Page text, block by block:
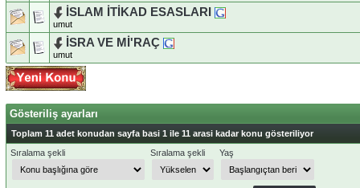
İSLAM İTİKAD ESASLARI
umut
İSRA VE Mİ'RAÇ
umut
Gösteriliş ayarları
Toplam 11 adet konudan sayfa basi 1 ile 11 arasi kadar konu gösteriliyor
Sıralama şekli
Sıralama şekli Yaş